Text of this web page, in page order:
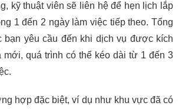
kỹ thuật viên sẽ liên hệ để hẹn lịch lắp
1 đến 2 ngày làm việc tiếp theo. Tổng
bạn yêu cầu đến khi dịch vụ được kích
mới, quá trình có thể kéo dài từ 1 đến 3
hợp đặc biệt, ví dụ như khu vực đã có